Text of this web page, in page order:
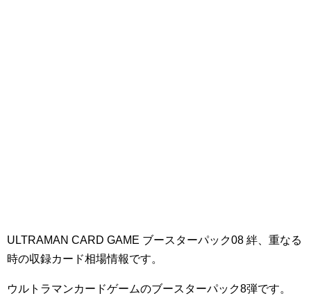
ULTRAMAN CARD GAME ブースターパック08 絆、重なる
時の収録カード相場情報です。
ウルトラマンカードゲームのブースターパック8弾です。